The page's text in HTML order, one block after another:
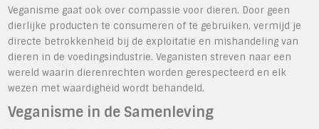
Veganisme gaat ook over compassie voor dieren. Door geen
dierlijke producten te consumeren of te gebruiken, vermijd je
directe betrokkenheid bij de exploitatie en mishandeling van
dieren in de voedingsindustrie. Veganisten streven naar een
wereld waarin dierenrechten worden gerespecteerd en elk
wezen met waardigheid wordt behandeld.
Veganisme in de Samenleving